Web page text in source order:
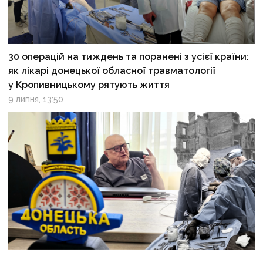
30 операцій на тиждень та поранені з усієї країни:
як лікарі донецької обласної травматології
у Кропивницькому рятують життя
9 липня, 13:50